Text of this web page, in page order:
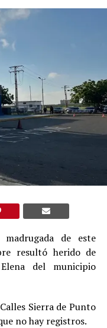
de este
resultó herido de
del municipio
Sierra de Punto
no hay registros.